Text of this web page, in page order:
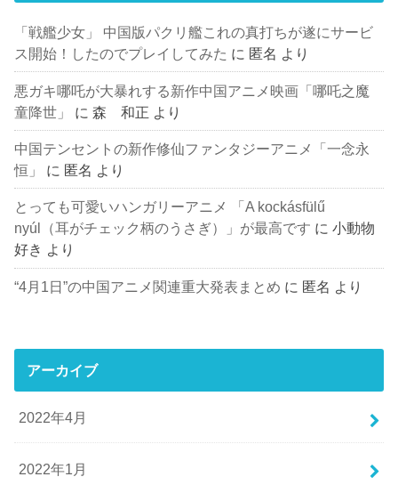
「戦艦少女」 中国版パクリ艦これの真打ちが遂にサービ
ス開始！したのでプレイしてみた に 匿名 より
悪ガキ哪吒が大暴れする新作中国アニメ映画「哪吒之魔
童降世」
に森 和正 より
中国テンセントの新作修仙ファンタジーアニメ「一念永
恒」
に 匿名 より
とっても可愛いハンガリーアニメ 「A kockásfülű
nyúl（耳がチェック柄のうさぎ）」が最高です に小動物
好き より
“4月1日”の中国アニメ関連重大発表まとめ に 匿名 より
アーカイブ
2022年4月
2022年1月